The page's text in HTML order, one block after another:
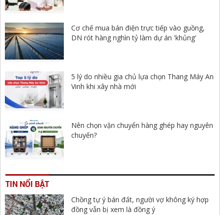
Cơ chế mua bán điện trực tiếp vào guồng,
DN rót hàng nghìn tỷ làm dự án 'khủng'
5 lý do nhiều gia chủ lựa chọn Thang Máy An
Vinh khi xây nhà mới
Nên chọn vận chuyển hàng ghép hay nguyên
chuyến?
TIN NỔI BẬT
Chồng tự ý bán đất, người vợ không ký hợp
đồng vẫn bị xem là đồng ý